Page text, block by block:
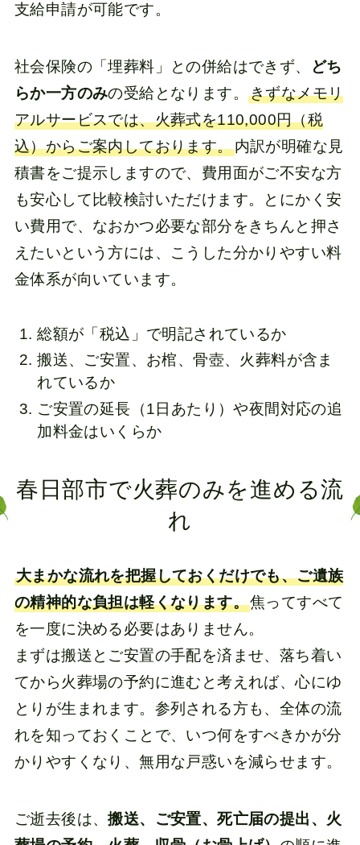
支給申請が可能です。
社会保険の「埋葬料」との併給はできず、
どち
らか一方のみの受給となります。 きずなメモリ
アルサービスでは、火葬式を110,000円（税
込）からご案内しております。内訳が明確な見
積書をご提示しますので、費用面がご不安な方
も安心して比較検討いただけます。とにかく安
い費用で、なおかつ必要な部分をきちんと押さ
えたいという方には、こうした分かりやすい料
金体系が向いています。
総額が「税込」で明記されているか
搬送、ご安置、お棺、骨壺、火葬料が含ま
れているか
ご安置の延長（1日あたり）や夜間対応の追
加料金はいくらか
春日部市で火葬のみを進める流
れ
大まかな流れを把握しておくだけでも、ご遺族
の精神的な負担は軽くなります。焦ってすべて
を一度に決める必要はありません。
まずは搬送とご安置の手配を済ませ、落ち着い
てから火葬場の予約に進むと考えれば、心にゆ
とりが生まれます。参列される方も、全体の流
れを知っておくことで、いつ何をすべきかが分
かりやすくなり、無用な戸惑いを減らせます。
ご逝去後は、搬送、ご安置、死亡届の提出、火